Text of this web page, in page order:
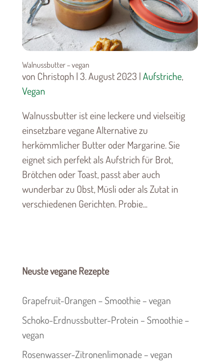
Walnussbutter – vegan
von Christoph | 3. August 2023 |Aufstriche,
Vegan
Walnussbutter ist eine leckere und vielseitig
einsetzbare vegane Alternative zu
herkömmlicher Butter oder Margarine. Sie
eignet sich perfekt als Aufstrich für Brot,
Brötchen oder Toast, passt aber auch
wunderbar zu Obst, Müsli oder als Zutat in
verschiedenen Gerichten. Probie...
Neuste vegane Rezepte
Grapefruit-Orangen – Smoothie – vegan
Schoko-Erdnussbutter-Protein – Smoothie –
vegan
Rosenwasser-Zitronenlimonade – vegan